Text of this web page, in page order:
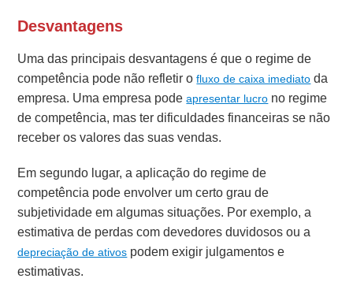
Desvantagens
Uma das principais desvantagens é que o regime de
competência pode não refletir ofluxo de caixa imediato da
empresa. Uma empresa podeapresentar lucro no regime
de competência, mas ter dificuldades financeiras se não
receber os valores das suas vendas.
Em segundo lugar, a aplicação do regime de
competência pode envolver um certo grau de
subjetividade em algumas situações. Por exemplo, a
estimativa de perdas com devedores duvidosos ou a
depreciação de ativos podem exigir julgamentos e
estimativas.